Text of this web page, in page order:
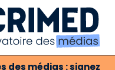
des médias : signez